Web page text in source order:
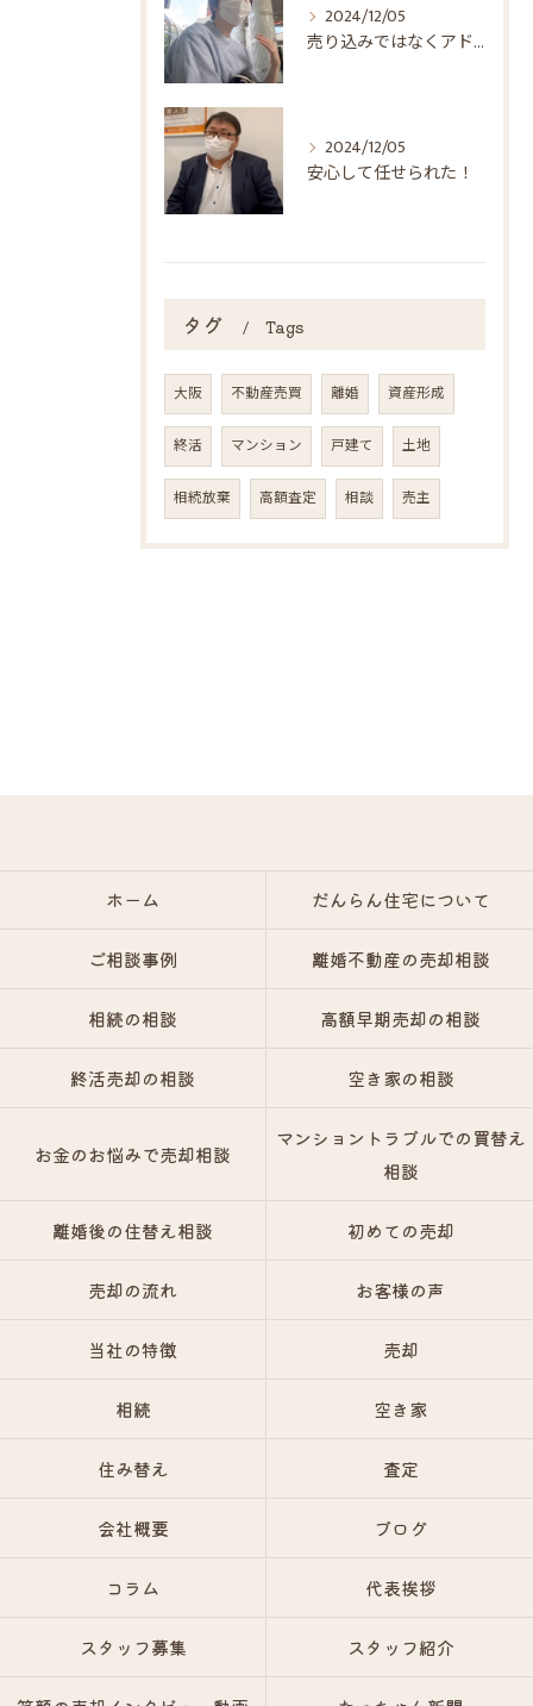
2024/12/05
売り込みではなくアドバイス！
2024/12/05
安心して任せられた！
タグ Tags
大阪 不動産売買 離婚 資産形成
終活 マンション 戸建て 土地
相続放棄 高額査定 相談 売主
ホーム だんらん住宅について
ご相談事例 離婚不動産の売却相談
相続の相談 高額早期売却の相談
終活売却の相談 空き家の相談
お金のお悩みで売却相談
マンショントラブルでの買替え
相談
離婚後の住替え相談 初めての売却
売却の流れ お客様の声
当社の特徴 売却
相続 空き家
住み替え 査定
会社概要 ブログ
コラム 代表挨拶
スタッフ募集 スタッフ紹介